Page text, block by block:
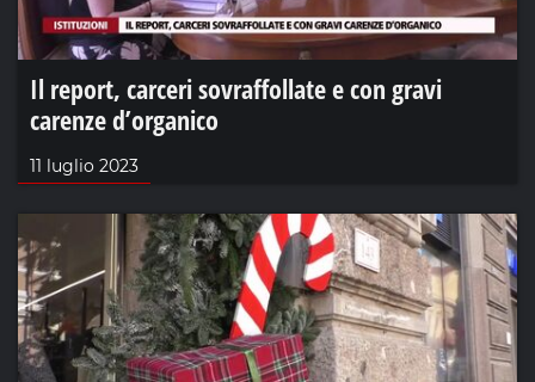
Il report, carceri sovraffollate e con gravi
carenze d’organico
11 luglio 2023